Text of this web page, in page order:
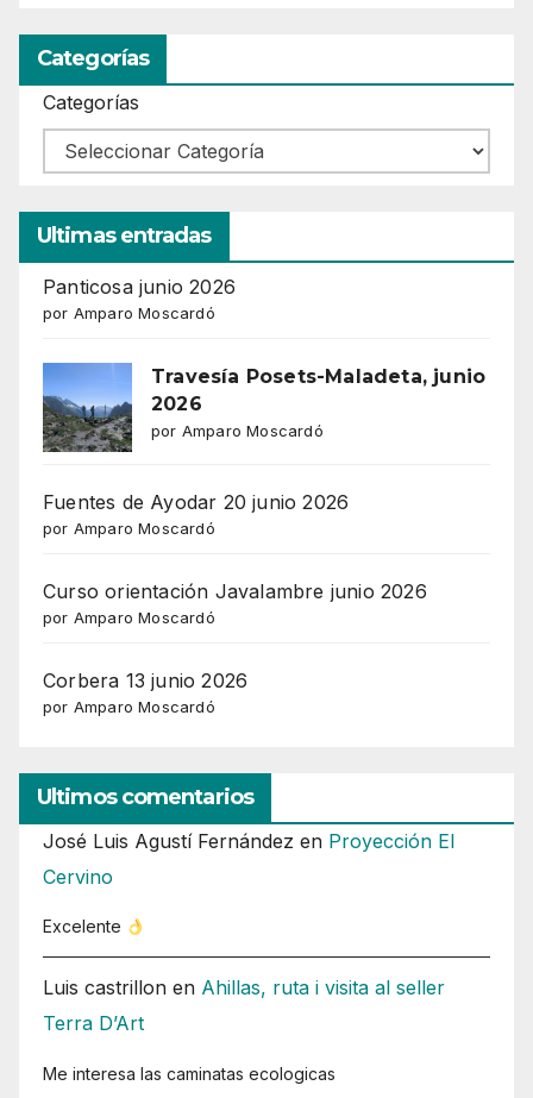
Categorías
Categorías
Ultimas entradas
Panticosa junio 2026
por Amparo Moscardó
Travesía Posets-Maladeta, junio
2026
por Amparo Moscardó
Fuentes de Ayodar 20 junio 2026
por Amparo Moscardó
Curso orientación Javalambre junio 2026
por Amparo Moscardó
Corbera 13 junio 2026
por Amparo Moscardó
Ultimos comentarios
José Luis Agustí Fernández en Proyección El
Cervino
Excelente
Luis castrillon en Ahillas, ruta i visita al seller
Terra D’Art
Me interesa las caminatas ecologicas